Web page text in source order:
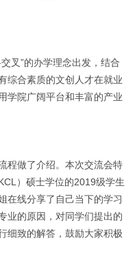
叉”的办学理念出发，结合
综合素质的文创人才在就业
学院广阔平台和丰富的产业
程做了介绍。本次交流会特
）硕士学位的2019级学生
在线分享了自己当下的学习
业的原因，对同学们提出的
细致的解答，鼓励大家积极